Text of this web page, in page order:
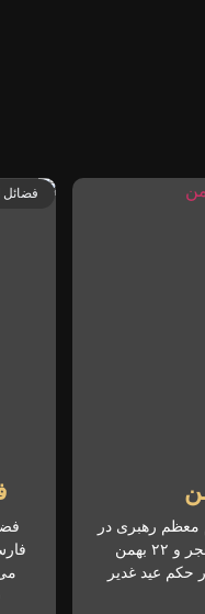
معظم رهبری در
رابطه با دهه مبارک فجر و ۲۲ بهمن
حکم عید غدیر
فضائل